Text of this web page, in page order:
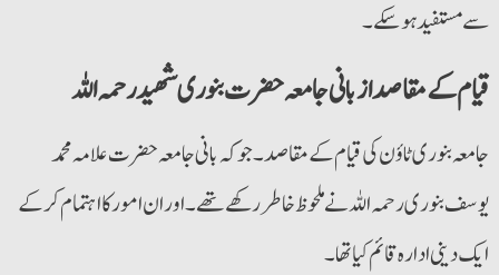
سے مستفید ہو سکے۔
قیام کے مقاصد از بانی جامعہ حضرت بنوری شھید رحمہ اللہ
جامعہ بنوری ٹاؤن کی قیام کے مقاصد۔ جو کہ بانی جامعہ حضرت علامہ محمد
یوسف بنوری رحمہ اللہ نے ملحوظ خاطررکھے تھے۔ اور ان امورکا اہتمام کرکے
ایک دینی ادارہ قائم کیا تھا۔